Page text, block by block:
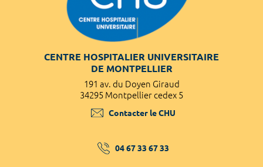
CENTRE HOSPITALIER UNIVERSITAIRE
DE MONTPELLIER
191 av. du Doyen Giraud
34295 Montpellier cedex 5
Contacter le CHU
04 67 33 67 33